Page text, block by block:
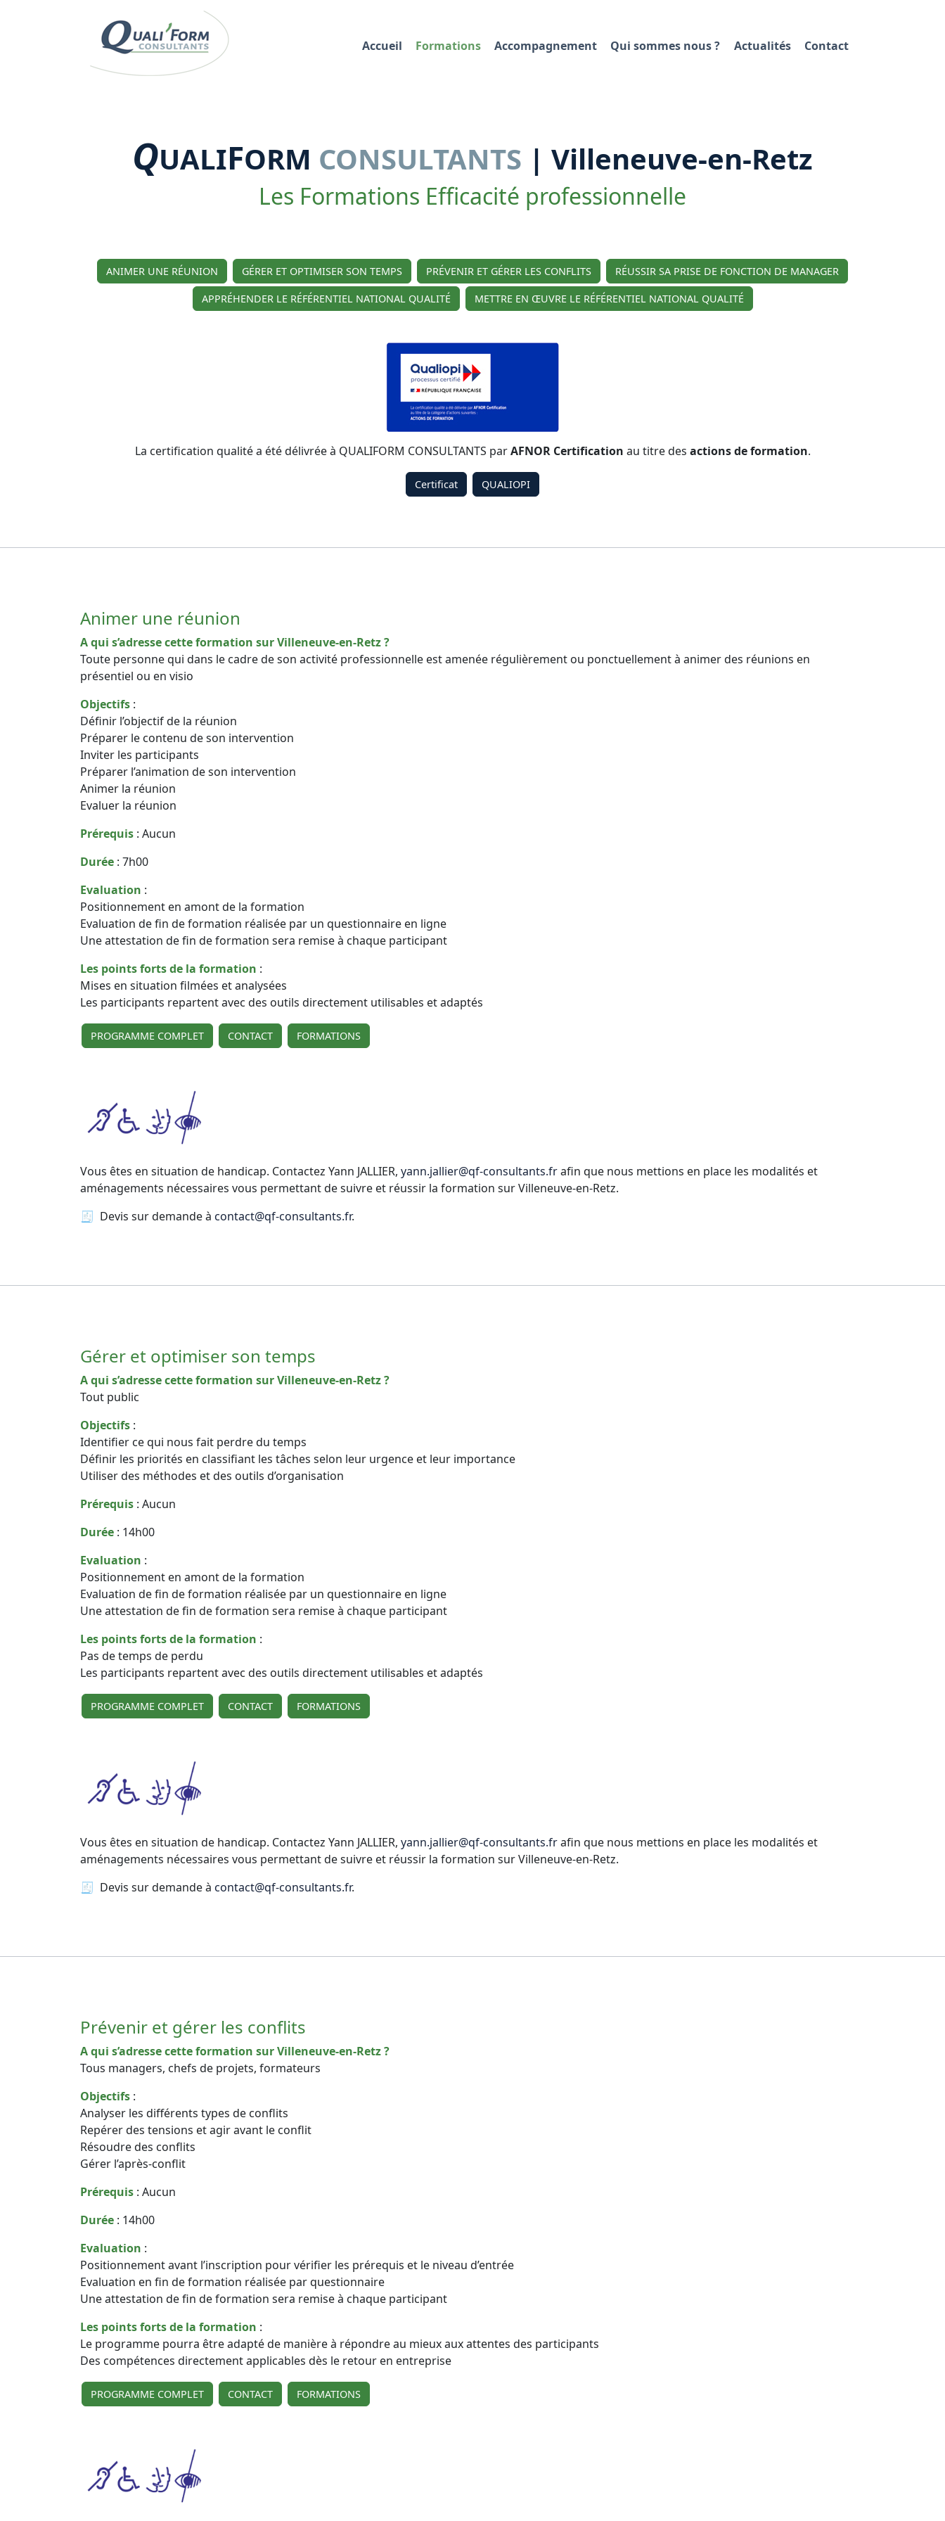
Accueil Formations Accompagnement Qui sommes nous ? Actualités Contact
QUALIFORM CONSULTANTS | Villeneuve-en-Retz
Les Formations Efficacité professionnelle
ANIMER UNE RÉUNION GÉRER ET OPTIMISER SON TEMPS PRÉVENIR ET GÉRER LES CONFLITS RÉUSSIR SA PRISE DE FONCTION DE MANAGER
APPRÉHENDER LE RÉFÉRENTIEL NATIONAL QUALITÉ METTRE EN ŒUVRE LE RÉFÉRENTIEL NATIONAL QUALITÉ
La certification qualité a été délivrée à QUALIFORM CONSULTANTS parAFNOR Certification au titre des actions de formation.
Certificat QUALIOPI
Animer une réunion
A qui s’adresse cette formation sur Villeneuve-en-Retz ?
Toute personne qui dans le cadre de son activité professionnelle est amenée régulièrement ou ponctuellement à animer des réunions en
présentiel ou en visio
Objectifs :
Définir l’objectif de la réunion
Préparer le contenu de son intervention
Inviter les participants
Préparer l’animation de son intervention
Animer la réunion
Evaluer la réunion
Prérequis : Aucun
Durée : 7h00
Evaluation :
Positionnement en amont de la formation
Evaluation de fin de formation réalisée par un questionnaire en ligne
Une attestation de fin de formation sera remise à chaque participant
Les points forts de la formation :
Mises en situation filmées et analysées
Les participants repartent avec des outils directement utilisables et adaptés
PROGRAMME COMPLET CONTACT FORMATIONS
Vous êtes en situation de handicap. Contactez Yann JALLIER, yann.jallier@qf-consultants.frafin que nous mettions en place les modalités et
aménagements nécessaires vous permettant de suivre et réussir la formation sur Villeneuve-en-Retz.
🧾 Devis sur demande à contact@qf-consultants.fr.
Gérer et optimiser son temps
A qui s’adresse cette formation sur Villeneuve-en-Retz ?
Tout public
Objectifs :
Identifier ce qui nous fait perdre du temps
Définir les priorités en classifiant les tâches selon leur urgence et leur importance
Utiliser des méthodes et des outils d’organisation
Prérequis : Aucun
Durée : 14h00
Evaluation :
Positionnement en amont de la formation
Evaluation de fin de formation réalisée par un questionnaire en ligne
Une attestation de fin de formation sera remise à chaque participant
Les points forts de la formation :
Pas de temps de perdu
Les participants repartent avec des outils directement utilisables et adaptés
PROGRAMME COMPLET CONTACT FORMATIONS
Vous êtes en situation de handicap. Contactez Yann JALLIER, yann.jallier@qf-consultants.frafin que nous mettions en place les modalités et
aménagements nécessaires vous permettant de suivre et réussir la formation sur Villeneuve-en-Retz.
🧾 Devis sur demande à contact@qf-consultants.fr.
Prévenir et gérer les conflits
A qui s’adresse cette formation sur Villeneuve-en-Retz ?
Tous managers, chefs de projets, formateurs
Objectifs :
Analyser les différents types de conflits
Repérer des tensions et agir avant le conflit
Résoudre des conflits
Gérer l’après-conflit
Prérequis : Aucun
Durée : 14h00
Evaluation :
Positionnement avant l’inscription pour vérifier les prérequis et le niveau d’entrée
Evaluation en fin de formation réalisée par questionnaire
Une attestation de fin de formation sera remise à chaque participant
Les points forts de la formation :
Le programme pourra être adapté de manière à répondre au mieux aux attentes des participants
Des compétences directement applicables dès le retour en entreprise
PROGRAMME COMPLET CONTACT FORMATIONS